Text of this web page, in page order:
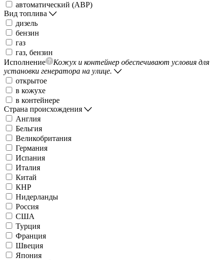
автоматический (АВР)
Вид топлива
дизель
бензин
газ
газ, бензин
Исполнение
Кожух и контейнер обеспечивают условия для
установки генератора на улице.
открытое
в кожухе
в контейнере
Страна происхождения
Англия
Бельгия
Великобритания
Германия
Испания
Италия
Китай
КНР
Нидерланды
Россия
США
Турция
Франция
Швеция
Япония